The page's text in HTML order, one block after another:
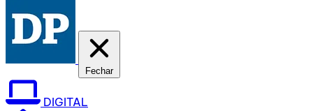
Fechar
DIGITAL